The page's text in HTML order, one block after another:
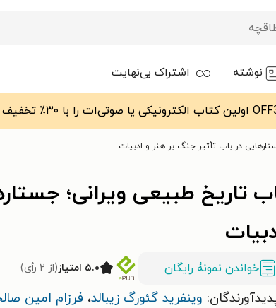
نوشته اشتراک بی‌نهایت
در باب تأثیر جنگ بر هنر و ادبیات
تاریخ طبیعی ویرانی؛
خواندن نمونۀ رایگان ۵.۰ امتیاز (از ۲ رأی)
وینفرید گئورگ زیبالد، فرزام امین